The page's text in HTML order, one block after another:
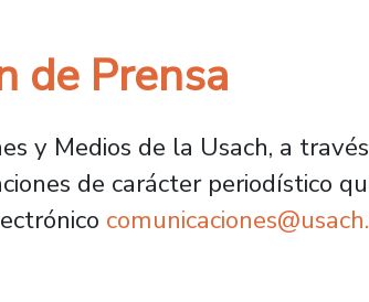
de Prensa
y Medios de la Usach, a
de carácter periodístico